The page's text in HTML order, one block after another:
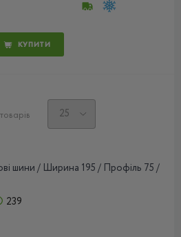
КУПИТИ
шини / Ширина 195 / Профіль 75 /
239